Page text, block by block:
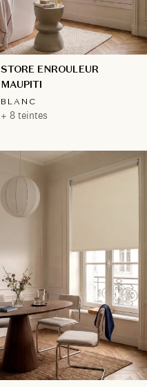
STORE ENROULEUR
MAUPITI
BLANC
+ 8 teintes